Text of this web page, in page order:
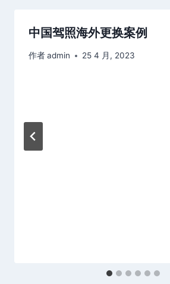
中国驾照海外更换案例
作者admin 25 4 月, 2023